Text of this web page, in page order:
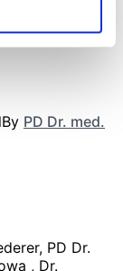
By PD Dr. med.